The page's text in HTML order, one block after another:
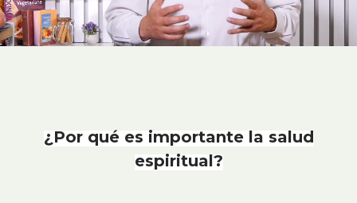
¿Por qué es importante la salud
espiritual?